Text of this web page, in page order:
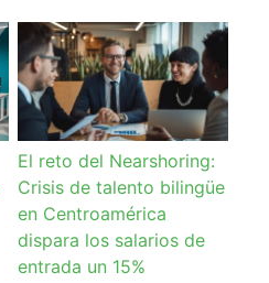
El reto del Nearshoring:
Crisis de talento bilingüe
en Centroamérica
dispara los salarios de
entrada un 15%